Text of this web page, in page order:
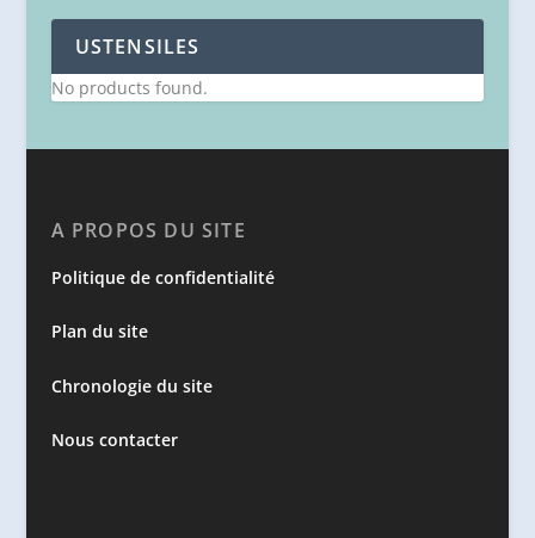
USTENSILES
No products found.
A PROPOS DU SITE
Politique de confidentialité
Plan du site
Chronologie du site
Nous contacter